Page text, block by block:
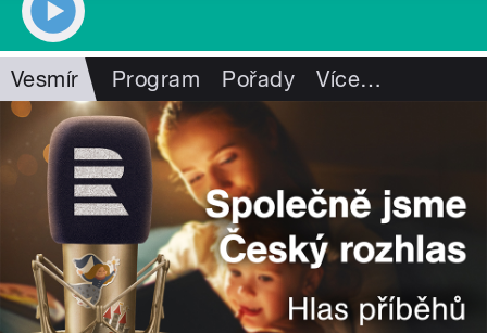
Vesmír Program Pořady Více…